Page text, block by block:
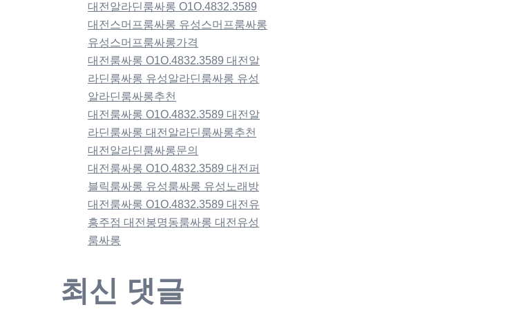
대전알라딘룸싸롱 O1O.4832.3589
대전스머프룸싸롱 유성스머프룸싸롱
유성스머프룸싸롱가격
대전룸싸롱 O1O.4832.3589 대전알
라딘룸싸롱 유성알라딘룸싸롱 유성
알라딘룸싸롱추천
대전룸싸롱 O1O.4832.3589 대전알
라딘룸싸롱 대전알라딘룸싸롱추천
대전알라딘룸싸롱문의
대전룸싸롱 O1O.4832.3589 대전퍼
블릭룸싸롱 유성룸싸롱 유성노래방
대전룸싸롱 O1O.4832.3589 대전유
흥주점 대전봉명동룸싸롱 대전유성
룸싸롱
최신 댓글